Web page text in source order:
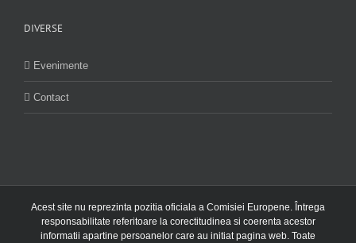
DIVERSE
Evenimente
Contact
Acest site nu reprezinta pozitia oficiala a Comisiei Europene. Întrega
responsabilitate referitoare la corectitudinea si coerenta acestor
informatii apartine persoanelor care au initiat pagina web. Toate